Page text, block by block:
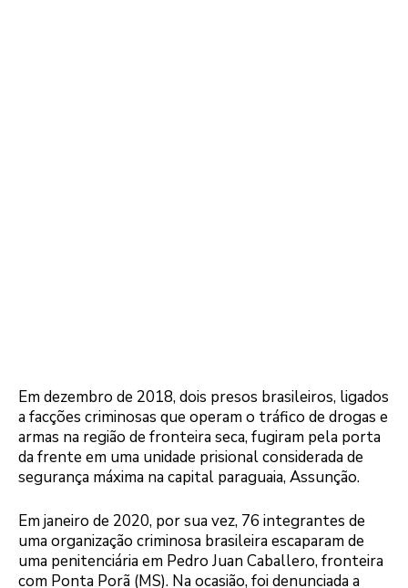
Em dezembro de 2018, dois presos brasileiros, ligados
a facções criminosas que operam o tráfico de drogas e
armas na região de fronteira seca, fugiram pela porta
da frente em uma unidade prisional considerada de
segurança máxima na capital paraguaia, Assunção.
Em janeiro de 2020, por sua vez, 76 integrantes de
uma organização criminosa brasileira escaparam de
uma penitenciária em Pedro Juan Caballero, fronteira
com Ponta Porã (MS). Na ocasião, foi denunciada a